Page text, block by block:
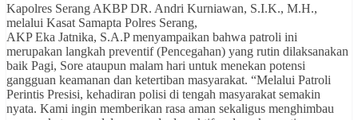
Kapolres Serang AKBP DR. Andri Kurniawan, S.I.K., M.H.,
melalui Kasat Samapta Polres Serang,
AKP Eka Jatnika, S.A.P menyampaikan bahwa patroli ini
merupakan langkah preventif (Pencegahan) yang rutin dilaksanakan
baik Pagi, Sore ataupun malam hari untuk menekan potensi
gangguan keamanan dan ketertiban masyarakat. “Melalui Patroli
Perintis Presisi, kehadiran polisi di tengah masyarakat semakin
nyata. Kami ingin memberikan rasa aman sekaligus menghimbau